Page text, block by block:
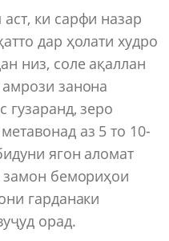
ки сарфи назар
дар ҳолати худро
низ, соле ақаллан
занона
гузаранд, зеро
аз 5 то 10-
ягон аломат
замон бемориҳои
гарданаки
орад.